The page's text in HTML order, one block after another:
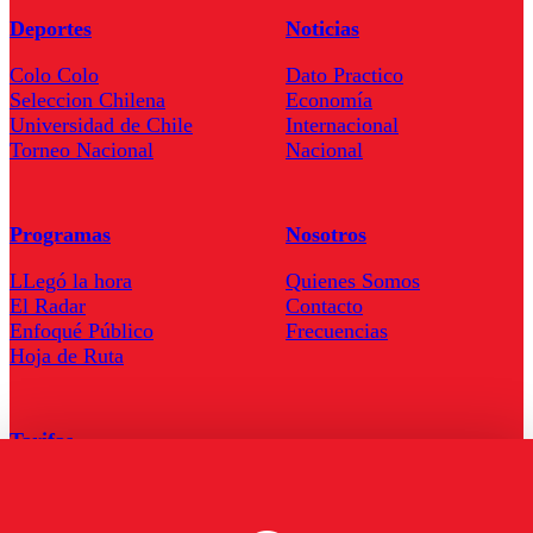
Deportes
Colo Colo
Seleccion Chilena
Universidad de Chile
Torneo Nacional
Noticias
Dato Practico
Economía
Internacional
Nacional
Programas
LLegó la hora
El Radar
Enfoqué Público
Hoja de Ruta
Nosotros
Quienes Somos
Contacto
Frecuencias
Tarifas